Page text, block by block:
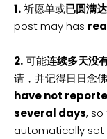
1.祈愿单或已圆满
post may has
2.可能连续多天没
请，并记得日日念
have not
several days,
automatically set